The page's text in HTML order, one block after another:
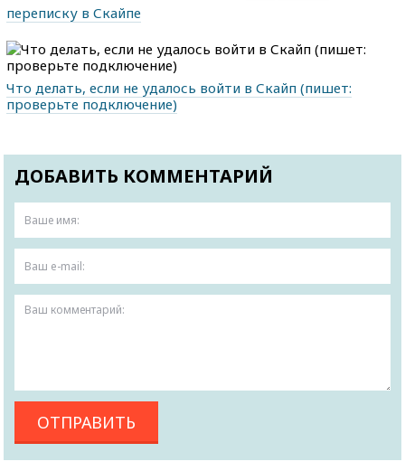
переписку в Скайпе
Что делать, если не удалось войти в Скайп (пишет:
проверьте подключение)
ДОБАВИТЬ КОММЕНТАРИЙ